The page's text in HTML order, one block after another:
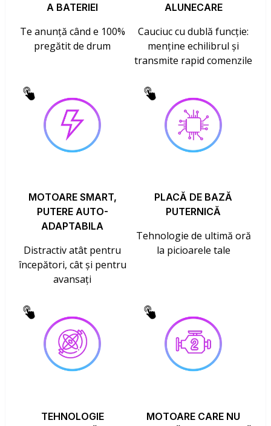
A BATERIEI
Te anunță când e 100%
pregătit de drum
ALUNECARE
Cauciuc cu dublă funcție:
menține echilibrul și
transmite rapid comenzile
MOTOARE SMART,
PUTERE AUTO-
ADAPTABILA
Distractiv atât pentru
începători, cât și pentru
avansați
PLACĂ DE BAZĂ
PUTERNICĂ
Tehnologie de ultimă oră
la picioarele tale
TEHNOLOGIE
MOTOARE CARE NU